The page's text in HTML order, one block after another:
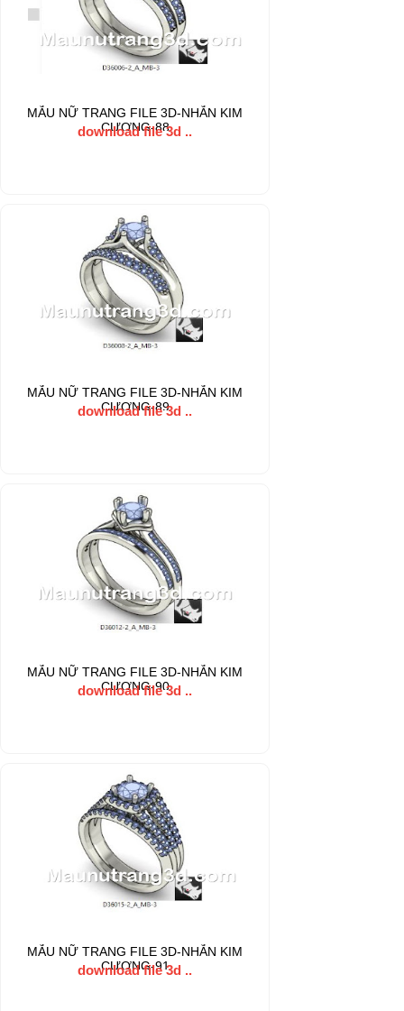
MẪU NỮ TRANG FILE 3D-NHẪN KIM
CƯƠNG-88
download file 3d ..
MẪU NỮ TRANG FILE 3D-NHẪN KIM
CƯƠNG-89
download file 3d ..
MẪU NỮ TRANG FILE 3D-NHẪN KIM
CƯƠNG-90
download file 3d ..
MẪU NỮ TRANG FILE 3D-NHẪN KIM
CƯƠNG-91
download file 3d ..